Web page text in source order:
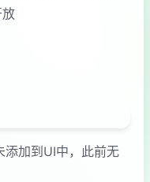
添加到UI中，此前无